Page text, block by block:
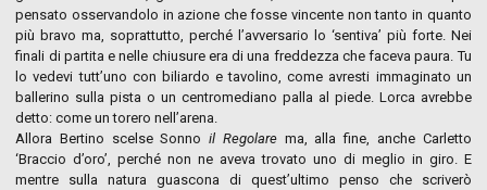
pensato osservandolo in azione che fosse vincente non tanto in quanto
più bravo ma, soprattutto, perché l’avversario lo ‘sentiva’ più forte. Nei
finali di partita e nelle chiusure era di una freddezza che faceva paura. Tu
lo vedevi tutt’uno con biliardo e tavolino, come avresti immaginato un
ballerino sulla pista o un centromediano palla al piede. Lorca avrebbe
detto: come un torero nell’arena.
Allora Bertino scelse Sonnoil Regolare ma, alla fine, anche Carletto
‘Braccio d’oro’, perché non ne aveva trovato uno di meglio in giro. E
mentre sulla natura guascona di quest’ultimo penso che scriverò